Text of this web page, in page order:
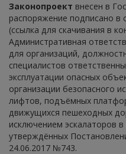
Законопроект внесен в
распоряжение подписано в
(ссылка для скачивания в
Административная
для организаций,
специалистов
эксплуатации опасных
организации безопасного
лифтов, подъёмных
движущихся пешеходных
исключением эскалаторов
утверждённых
24.06.2017 №743.